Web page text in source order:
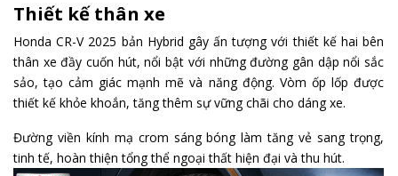
Thiết kế thân xe
Honda CR-V 2025 bản Hybrid gây ấn tượng với thiết kế hai bên
thân xe đầy cuốn hút, nổi bật với những đường gân dập nổi sắc
sảo, tạo cảm giác mạnh mẽ và năng động. Vòm ốp lốp được
thiết kế khỏe khoắn, tăng thêm sự vững chãi cho dáng xe.
Đường viền kính mạ crom sáng bóng làm tăng vẻ sang trọng,
tinh tế, hoàn thiện tổng thể ngoại thất hiện đại và thu hút.